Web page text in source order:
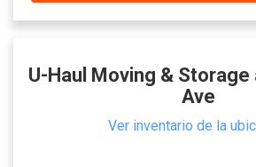
U-Haul Moving & Storage
Ave
Ver inventario de la